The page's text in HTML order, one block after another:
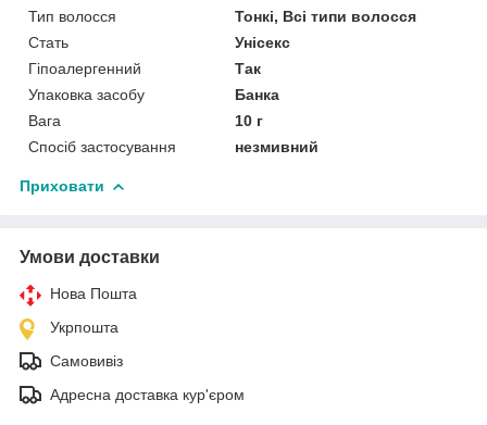
Тип волосся
Тонкі, Всі типи волосся
Стать
Унісекс
Гіпоалергенний
Так
Упаковка засобу
Банка
Вага
10 г
Спосіб застосування
незмивний
Приховати
Умови доставки
Нова Пошта
Укрпошта
Самовивіз
Адресна доставка кур'єром